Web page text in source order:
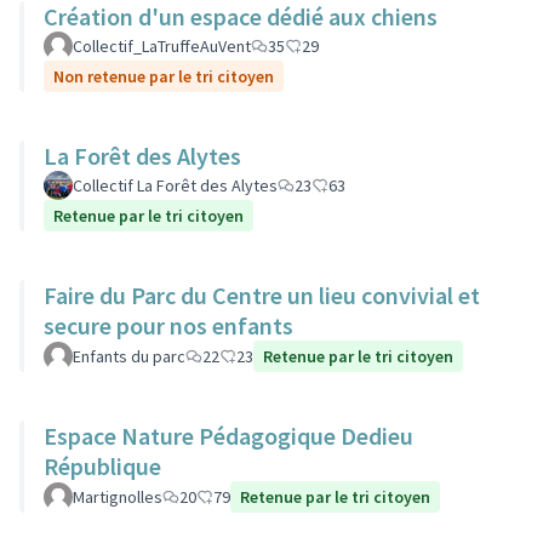
Création d'un espace dédié aux chiens
Collectif_LaTruffeAuVent 35
29
Non retenue par le tri citoyen
La Forêt des Alytes
Collectif La Forêt des Alytes 23
63
Retenue par le tri citoyen
Faire du Parc du Centre un lieu convivial et
secure pour nos enfants
Enfants du parc 22 23 Retenue par le tri citoyen
Espace Nature Pédagogique Dedieu
République
Martignolles 20 79 Retenue par le tri citoyen